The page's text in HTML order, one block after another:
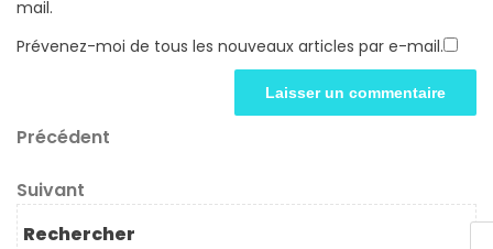
mail.
Prévenez-moi de tous les nouveaux articles par e-mail.
Navigation
de
l’article
Article
Précédent
Article
suivant
Suivant
Rechercher